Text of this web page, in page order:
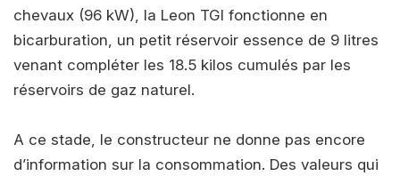
chevaux (96 kW), la Leon TGI fonctionne en
bicarburation, un petit réservoir essence de 9 litres
venant compléter les 18.5 kilos cumulés par les
réservoirs de gaz naturel.
A ce stade, le constructeur ne donne pas encore
d’information sur la consommation. Des valeurs qui